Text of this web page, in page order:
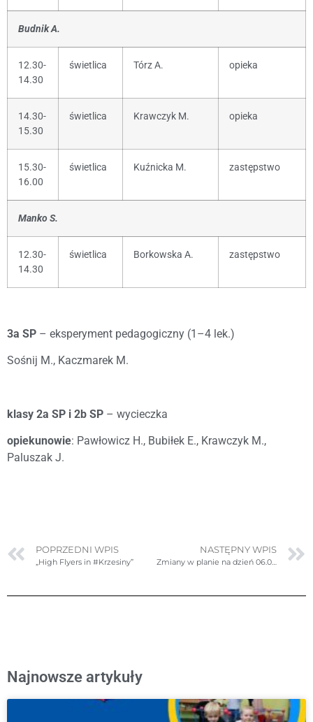
Budnik A.
12.30-
14.30
świetlica Tórz A. opieka
14.30-
15.30
świetlica Krawczyk M. opieka
15.30-
16.00
świetlica Kuźnicka M. zastępstwo
Manko S.
12.30-
14.30
świetlica Borkowska A. zastępstwo
3a SP – eksperyment pedagogiczny (1–4 lek.)
Sośnij M., Kaczmarek M.
klasy 2a SP i 2b SP – wycieczka
opiekunowie: Pawłowicz H., Bubiłek E., Krawczyk M.,
Paluszak J.
POPRZEDNI WPIS
„High Flyers in #Krzesiny”
NASTĘPNY WPIS
Zmiany w planie na dzień 06.03.2025r. (czwartek) – poprawione
Najnowsze artykuły